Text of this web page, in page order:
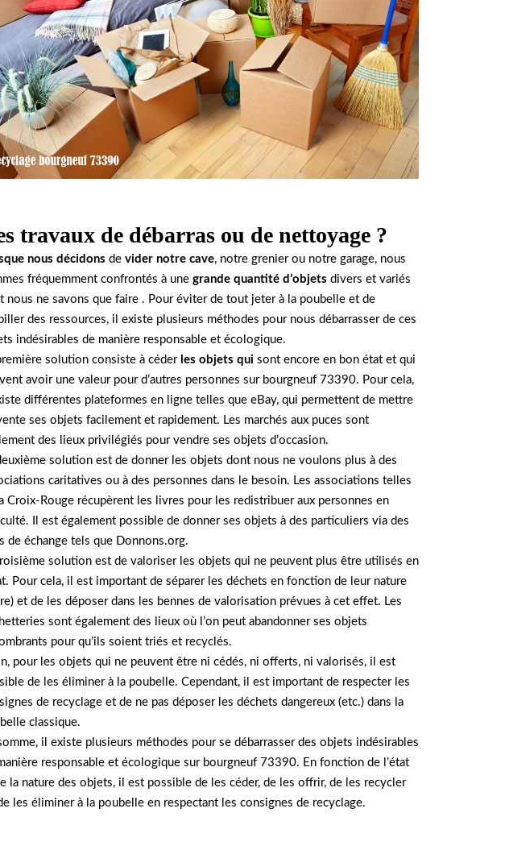
travaux de débarras ou de nettoyage ?
nous décidons de vider notre cave, notre grenier ou notre garage, nous
fréquemment confrontés à une grande quantité d’objets divers et variés
nous ne savons que faire . Pour éviter de tout jeter à la poubelle et de
des ressources, il existe plusieurs méthodes pour nous débarrasser de ces
indésirables de manière responsable et écologique.
solution consiste à céder les objets qui sont encore en bon état et qui
avoir une valeur pour d’autres personnes sur bourgneuf 73390. Pour cela,
différentes plateformes en ligne telles que eBay, qui permettent de mettre
ses objets facilement et rapidement. Les marchés aux puces sont
des lieux privilégiés pour vendre ses objets d’occasion.
solution est de donner les objets dont nous ne voulons plus à des
caritatives ou à des personnes dans le besoin. Les associations telles
Croix-Rouge récupèrent les livres pour les redistribuer aux personnes en
Il est également possible de donner ses objets à des particuliers via des
de échange tels que Donnons.org.
solution est de valoriser les objets qui ne peuvent plus être utilisés en
Pour cela, il est important de séparer les déchets en fonction de leur nature
et de les déposer dans les bennes de valorisation prévues à cet effet. Les
sont également des lieux où l’on peut abandonner ses objets
pour qu’ils soient triés et recyclés.
pour les objets qui ne peuvent être ni cédés, ni offerts, ni valorisés, il est
de les éliminer à la poubelle. Cependant, il est important de respecter les
de recyclage et de ne pas déposer les déchets dangereux (etc.) dans la
classique.
il existe plusieurs méthodes pour se débarrasser des objets indésirables
responsable et écologique sur bourgneuf 73390. En fonction de l’état
la nature des objets, il est possible de les céder, de les offrir, de les recycler
les éliminer à la poubelle en respectant les consignes de recyclage.